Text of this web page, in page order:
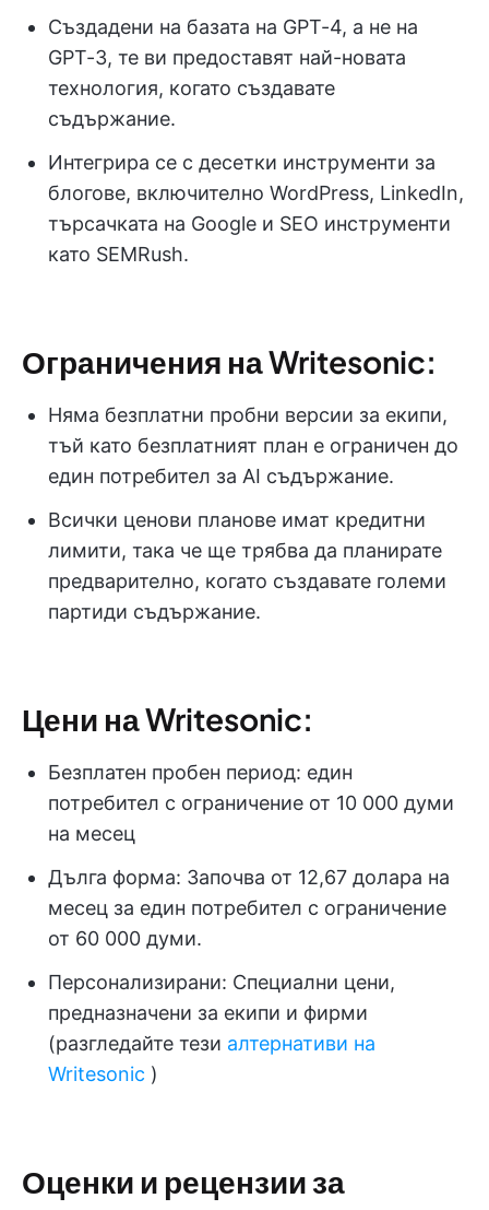
Създадени на базата на GPT-4, а не на
GPT-3, те ви предоставят най-новата
технология, когато създавате
съдържание.
Интегрира се с десетки инструменти за
блогове, включително WordPress, LinkedIn,
търсачката на Google и SEO инструменти
като SEMRush.
Ограничения на Writesonic:
Няма безплатни пробни версии за екипи,
тъй като безплатният план е ограничен до
един потребител за AI съдържание.
Всички ценови планове имат кредитни
лимити, така че ще трябва да планирате
предварително, когато създавате големи
партиди съдържание.
Цени на Writesonic:
Безплатен пробен период: един
потребител с ограничение от 10 000 думи
на месец
Дълга форма: Започва от 12,67 долара на
месец за един потребител с ограничение
от 60 000 думи.
Персонализирани: Специални цени,
предназначени за екипи и фирми
(разгледайте тези алтернативи на
Writesonic )
Оценки и рецензии за